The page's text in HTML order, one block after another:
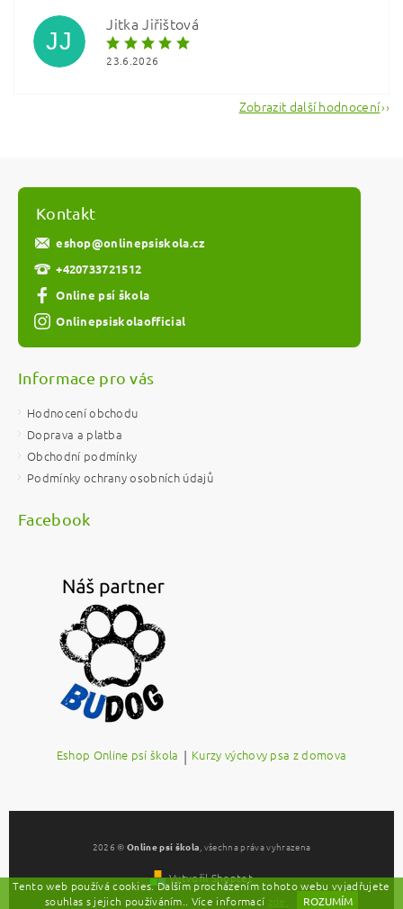
JJ
Jitka Jiřištová
23.6.2026
Zobrazit další hodnocení
Kontakt
eshop@onlinepsiskola.cz
+420733721512
Online psí škola
Onlinepsiskolaofficial
Informace pro vás
Hodnocení obchodu
Doprava a platba
Obchodní podmínky
Podmínky ochrany osobních údajů
Facebook
Eshop Online psí škola | Kurzy výchovy psa z domova
2026 ©Online psí škola , všechna práva vyhrazena
Vytvořil Shoptet
Tento web používá cookies. Dalším procházením tohoto webu vyjadřujete
souhlas s jejich používáním.. Více informací zde. ROZUMÍM